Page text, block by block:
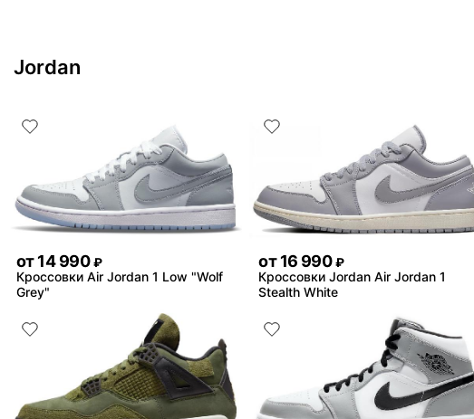
Jordan
от14 990 ₽
Кроссовки Air Jordan 1 Low "Wolf
Grey"
от 16 990 ₽
Кроссовки Jordan Air Jordan 1
Stealth White